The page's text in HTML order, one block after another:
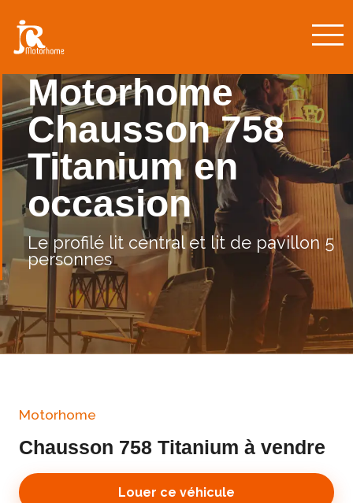
Motorhome
Chausson 758
Titanium en
occasion
Le profilé lit central et lit de pavillon 5
personnes
Motorhome
Chausson 758 Titanium à vendre
Louer ce véhicule